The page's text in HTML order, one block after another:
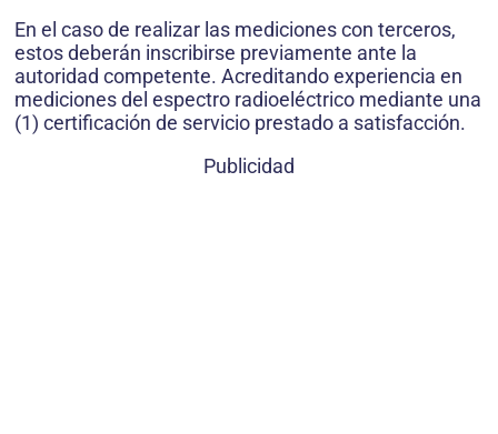
En el caso de realizar las mediciones con terceros,
estos deberán inscribirse previamente ante la
autoridad competente. Acreditando experiencia en
mediciones del espectro radioeléctrico mediante una
(1) certificación de servicio prestado a satisfacción.
Publicidad